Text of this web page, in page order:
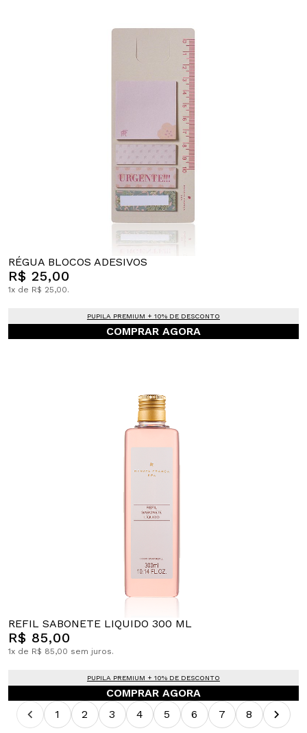
RÉGUA BLOCOS ADESIVOS
R$ 25,00
1x de R$ 25,00.
PUPILA PREMIUM + 10% DE DESCONTO
COMPRAR AGORA
REFIL SABONETE LIQUIDO 300 ML
R$ 85,00
1x de R$ 85,00 sem juros.
PUPILA PREMIUM + 10% DE DESCONTO
COMPRAR AGORA
1
2 3 4 5 6 7 8